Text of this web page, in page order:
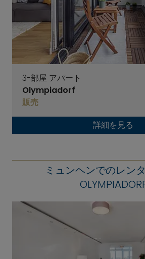
3-部屋 アパート
Olympiadorf
販売
詳細を見る
ミュンヘンでのレン